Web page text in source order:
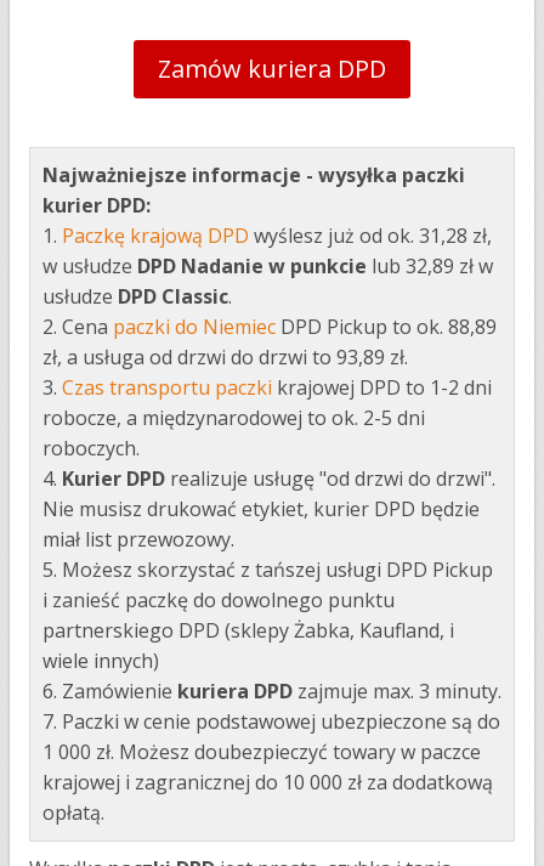
Zamów kuriera DPD
Najważniejsze informacje - wysyłka paczki
kurier DPD:
1. Paczkę krajową DPD wyślesz już od ok. 31,28 zł,
w usłudze DPD Nadanie w punkcie lub 32,89 zł w
usłudze DPD Classic.
2. Cena paczki do Niemiec DPD Pickup to ok. 88,89
zł, a usługa od drzwi do drzwi to 93,89 zł.
3. Czas transportu paczki krajowej DPD to 1-2 dni
robocze, a międzynarodowej to ok. 2-5 dni
roboczych.
4. Kurier DPD realizuje usługę "od drzwi do drzwi".
Nie musisz drukować etykiet, kurier DPD będzie
miał list przewozowy.
5. Możesz skorzystać z tańszej usługi DPD Pickup
i zanieść paczkę do dowolnego punktu
partnerskiego DPD (sklepy Żabka, Kaufland, i
wiele innych)
6. Zamówienie kuriera DPD zajmuje max. 3 minuty.
7. Paczki w cenie podstawowej ubezpieczone są do
1 000 zł. Możesz doubezpieczyć towary w paczce
krajowej i zagranicznej do 10 000 zł za dodatkową
opłatą.